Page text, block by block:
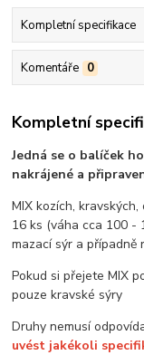
Kompletní specifikace
Komentáře 0
Kompletní
Jedná se o balíček
nakrájené a
MIX kozích,
16 ks (váha cca 100 -
mazací sýr a případně
Pokud si přejete MIX
pouze kravské sýry
Druhy nemusí
uvést jakékoli